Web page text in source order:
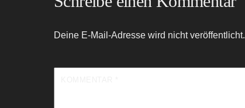
Deine E-Mail-Adresse wird nicht veröffentlicht.